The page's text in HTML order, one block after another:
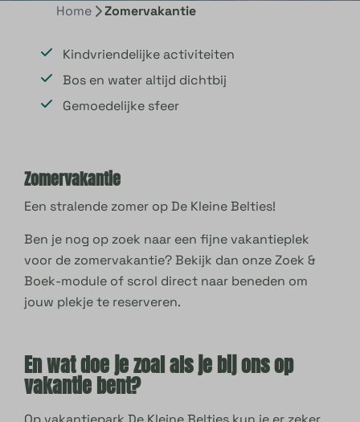
Home Zomervakantie
Kindvriendelijke activiteiten
Bos en water altijd dichtbij
Gemoedelijke sfeer
Zomervakantie
Een stralende zomer op De Kleine Belties!
Ben je nog op zoek naar een fijne vakantieplek
voor de zomervakantie? Bekijk dan onze Zoek &
Boek-module of scrol direct naar beneden om
jouw plekje te reserveren.
En wat doe je zoal als je bij ons op
vakantie bent?